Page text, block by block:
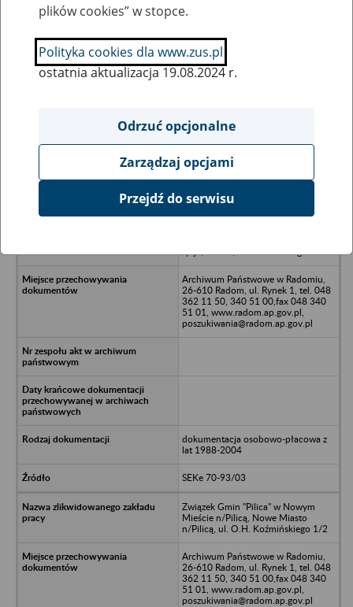
SZUKAJ
Ukryj wszystkie pozycje bazy
Zakład Produkcyjno-Handlowy
Archiwum Państwowe w Radomiu,
26-610 Radom, ul. Rynek 1, tel. 048
362 11 50, 340 51 00,fax 048 340
51 01, www.radom.ap.gov.pl,
poszukiwania@radom.ap.gov.pl
dokumentacja osobowo-płacowa z
lat 1988-2004
SEKe 70-93/03
Związek Gmin "Pilica" w Nowym
Mieście n/Pilicą, Nowe Miasto
n/Pilicą, ul. O.H. Koźmińskiego 1/2
Archiwum Państwowe w Radomiu,
26-610 Radom, ul. Rynek 1, tel. 048
362 11 50, 340 51 00,fax 048 340
51 01, www.radom.ap.gov.pl,
poszukiwania@radom.ap.gov.pl
plików cookies” w stopce.
Polityka cookies dla www.zus.pl
ostatnia aktualizacja 19.08.2024 r.
Odrzuć opcjonalne
Zarządzaj opcjami
Przejdź do serwisu